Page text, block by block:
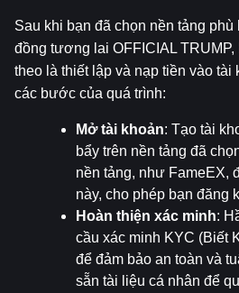
Sau khi bạn đã chọn nền tảng
đồng tương lai OFFICIAL
theo là thiết lập và nạp tiền vào tài
các bước của quá trình:
Mở tài khoản: Tạo tài
bẩy trên nền tảng đã
nền tảng, như FameEX,
này, cho phép bạn đăng
Hoàn thiện xác minh:
cầu xác minh KYC (Biết
để đảm bảo an toàn và
sẵn tài liệu cá nhân để